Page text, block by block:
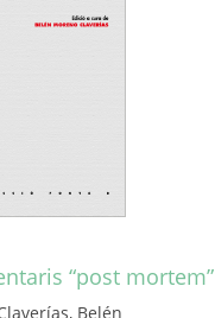
“post mortem”
Belén